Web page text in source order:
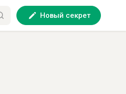
Новый секрет